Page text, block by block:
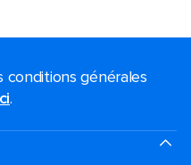
générales
.